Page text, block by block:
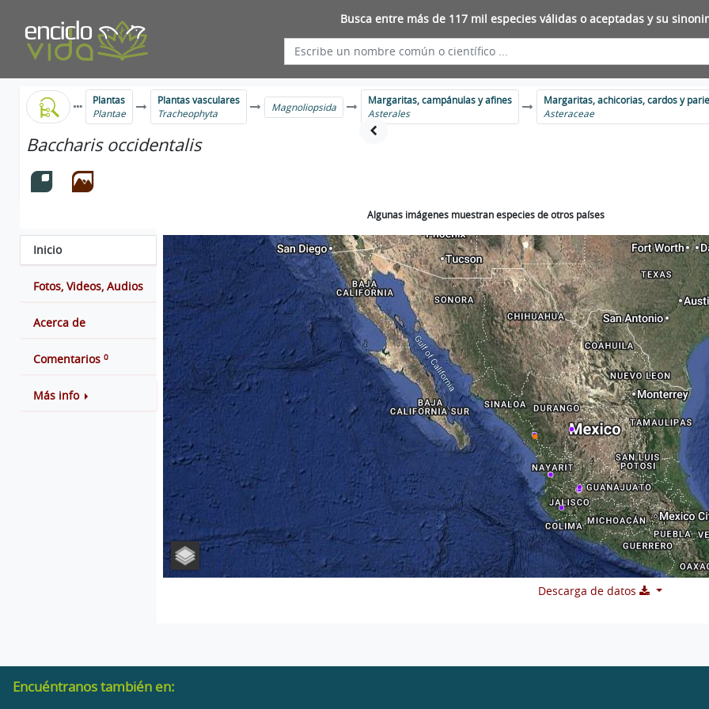
Busca entre más de 117 mil especies válidas o aceptadas y su
Plantas
Plantae
Plantas vasculares
Tracheophyta
Magnoliopsida
Margaritas, campánulas y afines
Asterales
Margaritas, achicorias, cardos y
Asteraceae
Baccharis occidentalis
Algunas imágenes muestran especies de otros países
Inicio
Fotos, Videos, Audios
Acerca de
Comentarios 0
Más info
Descarga de datos
Encuéntranos también en: